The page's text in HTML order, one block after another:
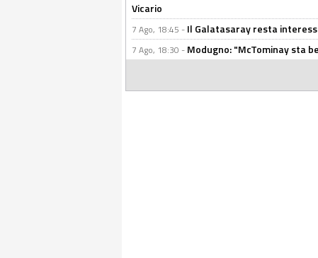
Vicario
7 Ago, 18:45 - Il Galatasaray resta
7 Ago, 18:30 - Modugno: "McTominay sta